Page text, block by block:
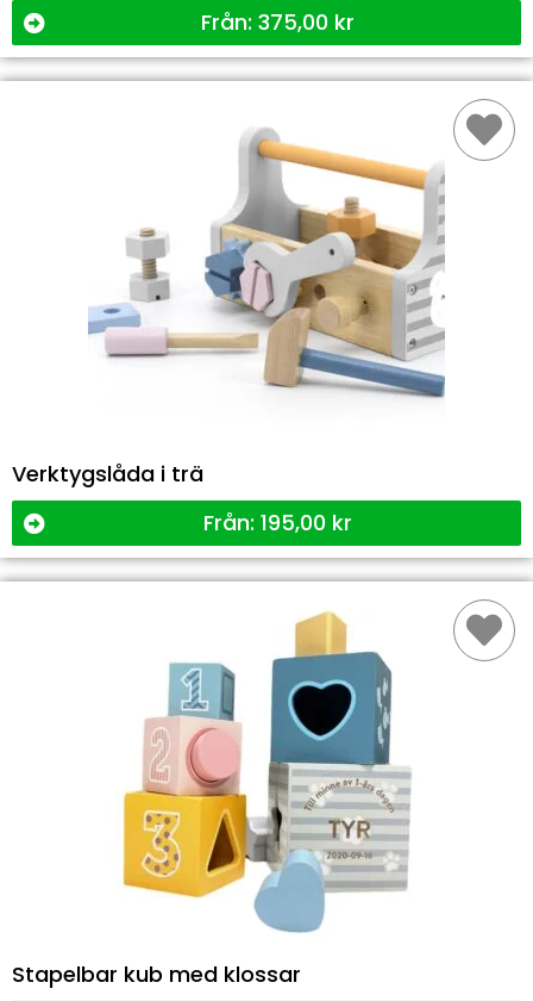
Från: 375,00 kr
Verktygslåda i trä
Från: 195,00 kr
Stapelbar kub med klossar